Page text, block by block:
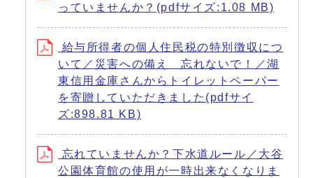
っていませんか？(pdfサイズ:1.08 MB)
給与所得者の個人住民税の特別徴収につ
いて／災害への備え 忘れないで！／湖
東信用金庫さんからトイレットペーパー
を寄贈していただきました(pdfサイ
ズ:898.81 KB)
忘れていませんか？下水道ルール／大谷
公園体育館の使用が一時出来なくなりま